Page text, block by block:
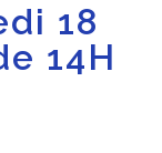
18
14H